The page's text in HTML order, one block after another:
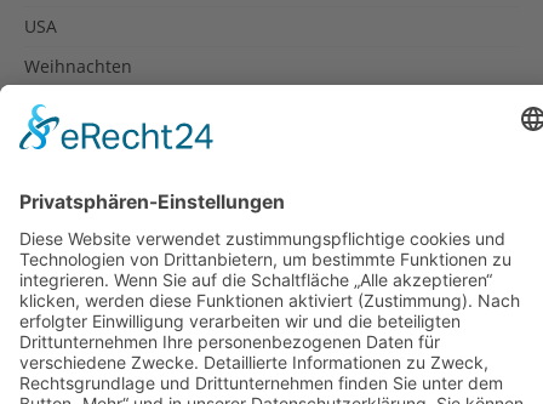
USA
Weihnachten
Weihnachtstexte
Impressum
Cookie-Einstellungen